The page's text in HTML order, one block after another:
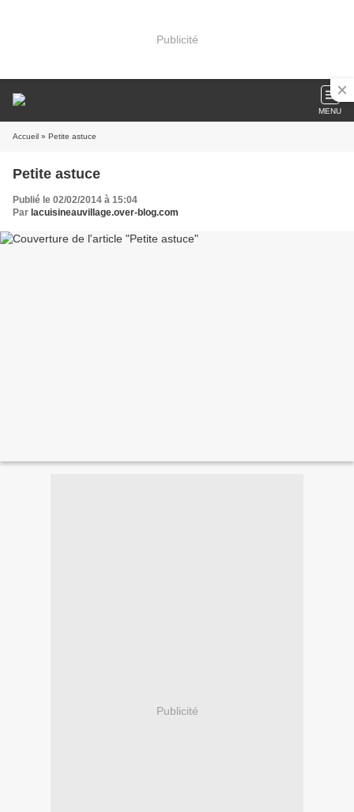
Publicité
MENU
Accueil » Petite astuce
Petite astuce
Publié le 02/02/2014 à 15:04
Par lacuisineauvillage.over-blog.com
Publicité